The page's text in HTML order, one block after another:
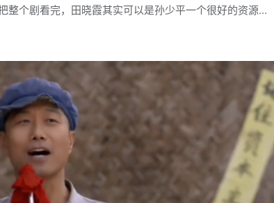
个剧看完，田晓霞其实可以是孙少平一个很好的资源...